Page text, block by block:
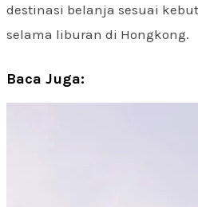
destinasi belanja sesuai
selama liburan di Hongkong.
Baca Juga: